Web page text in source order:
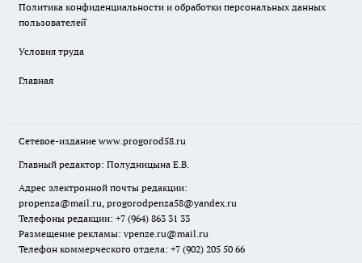
Политика конфиденциальности и обработки персональных данных
пользователей̆
Условия труда
Главная
Сетевое-издание www.progorod58.ru
Главный редактор: Полудницына Е.В.
Адрес электронной почты редакции:
propenza@mail.ru, progorodpenza58@yandex.ru
Телефоны редакции: +7 (964) 863 31 33
Размещение рекламы: vpenze.ru@mail.ru
Телефон коммерческого отдела: +7 (902) 205 50 66